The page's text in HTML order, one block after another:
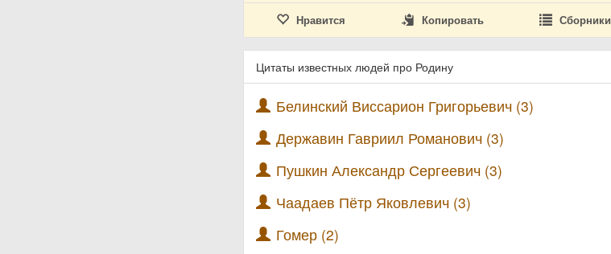
Нравится Копировать Сборники
Цитаты известных людей про Родину
Белинский Виссарион Григорьевич (3)
Державин Гавриил Романович (3)
Пушкин Александр Сергеевич (3)
Чаадаев Пётр Яковлевич (3)
Гомер (2)